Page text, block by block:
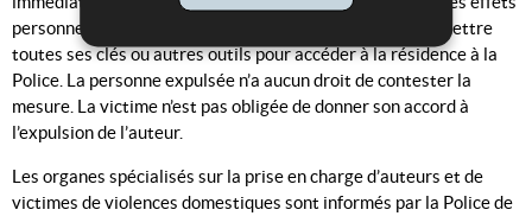
personnels de première nécessité et doit par la suite remettre
toutes ses clés ou autres outils pour accéder à la résidence à la
Police. La personne expulsée n’a aucun droit de contester la
mesure. La victime n’est pas obligée de donner son accord à
l’expulsion de l’auteur.
Les organes spécialisés sur la prise en charge d’auteurs et de
victimes de violences domestiques sont informés par la Police de